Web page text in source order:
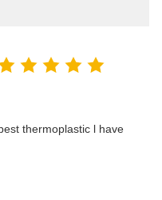
thermoplastic l have